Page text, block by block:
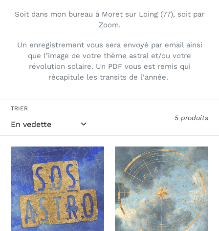
Soit dans mon bureau à Moret sur Loing (77), soit par
Zoom.
Un enregistrement vous sera envoyé par email ainsi
que l’image de votre thème astral et/ou votre
révolution solaire. Un PDF vous est remis qui
récapitule les transits de l'année.
TRIER
5 produits
SOS
Astro
!
-
45min
Lecture
Thème
Astral
-
1h30